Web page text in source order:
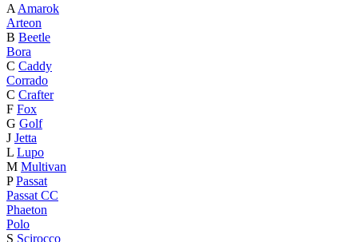
A Amarok
Arteon
B Beetle
Bora
C Caddy
Corrado
C Crafter
F Fox
G Golf
J Jetta
L Lupo
M Multivan
P Passat
Passat CC
Phaeton
Polo
S Scirocco